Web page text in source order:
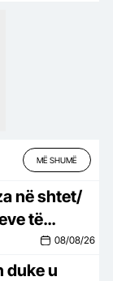
MË SHUMË
në shtet/
të
zgjeron
08/08/26
duke u